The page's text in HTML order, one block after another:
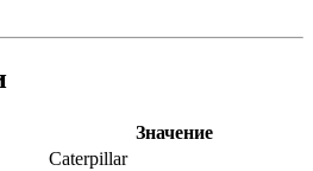
Значение
Caterpillar